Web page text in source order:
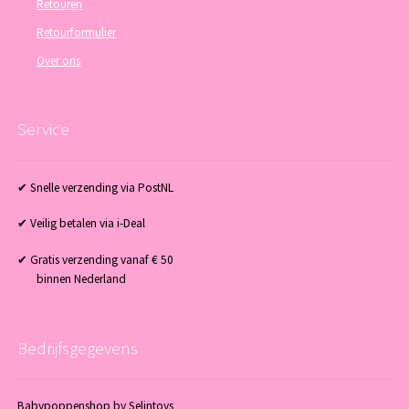
Retouren
Retourformulier
Over ons
Service
✔ Snelle verzending via PostNL
✔ Veilig betalen via i-Deal
✔ Gratis verzending vanaf € 50
binnen Nederland
Bedrijfsgegevens